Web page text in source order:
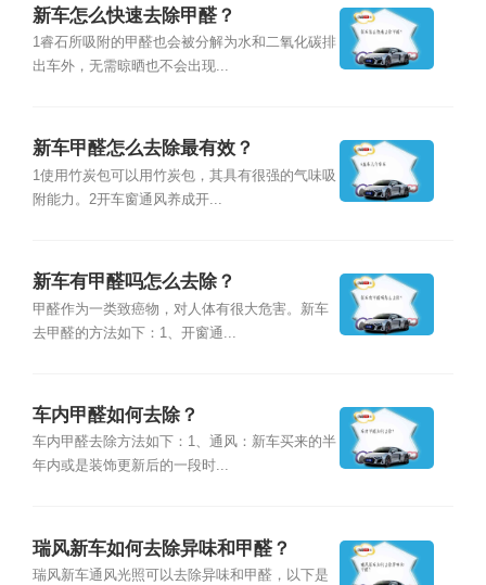
新车怎么快速去除甲醛？
1睿石所吸附的甲醛也会被分解为水和二氧化碳排
出车外，无需晾晒也不会出现...
新车甲醛怎么去除最有效？
1使用竹炭包可以用竹炭包，其具有很强的气味吸
附能力。2开车窗通风养成开...
新车有甲醛吗怎么去除？
甲醛作为一类致癌物，对人体有很大危害。新车
去甲醛的方法如下：1、开窗通...
车内甲醛如何去除？
车内甲醛去除方法如下：1、通风：新车买来的半
年内或是装饰更新后的一段时...
瑞风新车如何去除异味和甲醛？
瑞风新车通风光照可以去除异味和甲醛，以下是